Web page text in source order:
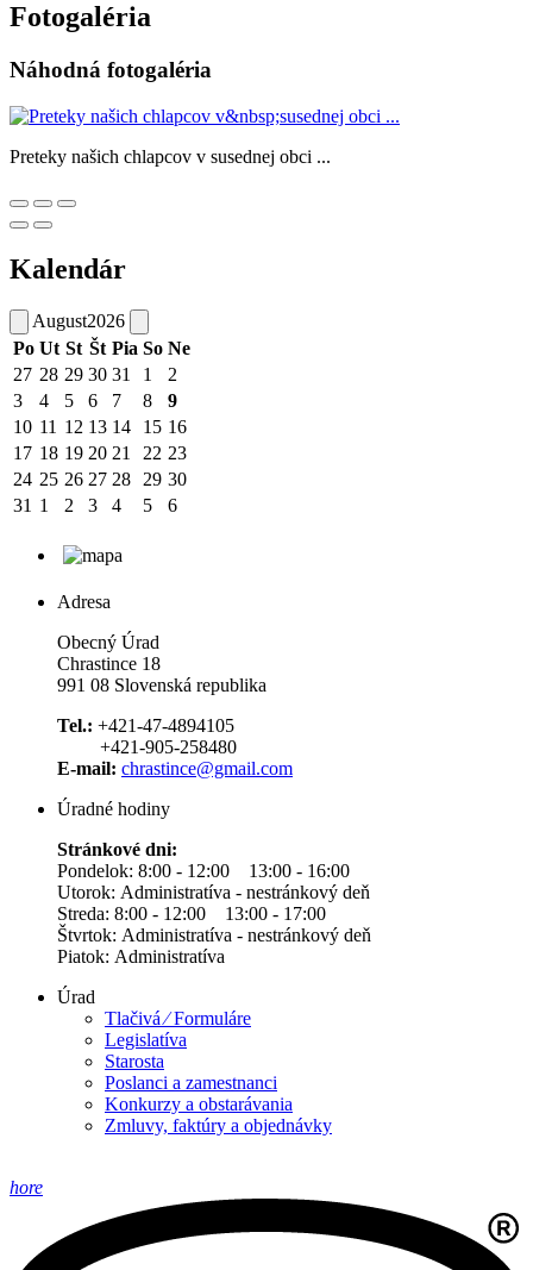
Fotogaléria
Náhodná fotogaléria
Preteky našich chlapcov v susednej obci ...
Kalendár
August2026
Po Ut St Št Pia So Ne
27 28 29 30 31 1
2
3
4 5 6 7 8
9
10 11 12 13 14 15 16
17 18 19 20 21 22 23
24 25 26 27 28 29 30
31 1 2 3 4 5 6
Adresa
Obecný Úrad
Chrastince 18
991 08 Slovenská republika
Tel.: +421-47-4894105
+421-905-258480
E-mail: chrastince@gmail.com
Úradné hodiny
Stránkové dni:
Pondelok: 8:00 - 12:00 13:00 - 16:00
Utorok: Administratíva - nestránkový deň
Streda: 8:00 - 12:00 13:00 - 17:00
Štvrtok: Administratíva - nestránkový deň
Piatok: Administratíva
Úrad
Tlačivá ⁄ Formuláre
Legislatíva
Starosta
Poslanci a zamestnanci
Konkurzy a obstarávania
Zmluvy, faktúry a objednávky
hore